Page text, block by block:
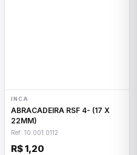
INCA
ABRACADEIRA RSF 4- (17 X
22MM)
Ref: 10.001.0112
R$ 1,20